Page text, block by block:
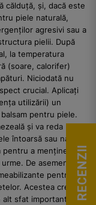
călduță, și, dacă este
piele naturală,
agresivi sau a
pielii. După
la temperatura
(soare, calorifer)
Niciodată nu
crucial. Aplicați
utilizării) un
pentru piele.
și va reda
întoarsă sau năbuc,
a menține
De asemenea,
pentru
Acestea creează
alt sfat important este